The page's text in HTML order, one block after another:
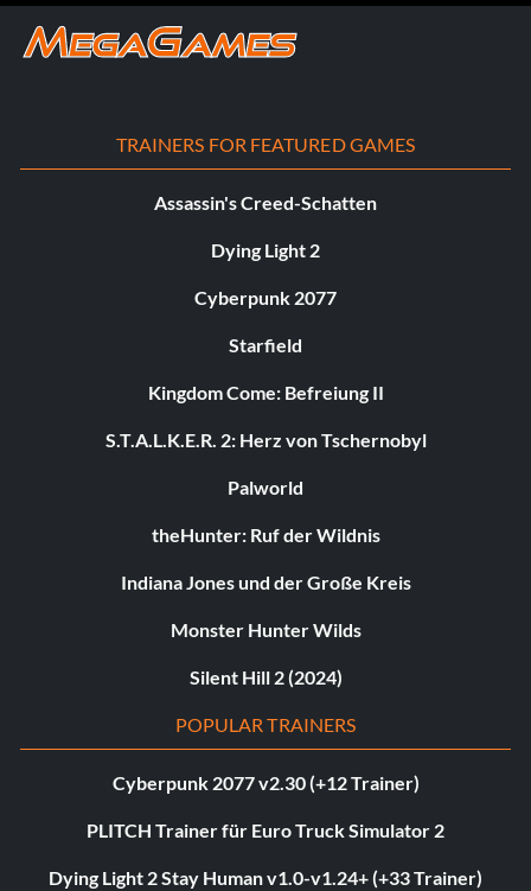
TRAINERS FOR FEATURED GAMES
Assassin's Creed-Schatten
Dying Light 2
Cyberpunk 2077
Starfield
Kingdom Come: Befreiung II
S.T.A.L.K.E.R. 2: Herz von Tschernobyl
Palworld
theHunter: Ruf der Wildnis
Indiana Jones und der Große Kreis
Monster Hunter Wilds
Silent Hill 2 (2024)
POPULAR TRAINERS
Cyberpunk 2077 v2.30 (+12 Trainer)
PLITCH Trainer für Euro Truck Simulator 2
Dying Light 2 Stay Human v1.0-v1.24+ (+33 Trainer)